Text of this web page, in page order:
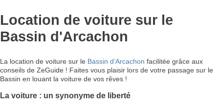
Location de voiture sur le
Bassin d'Arcachon
La location de voiture sur le Bassin d’Arcachon facilitée grâce aux
conseils de ZeGuide ! Faites vous plaisir lors de votre passage sur le
Bassin en louant la voiture de vos rêves !
La voiture : un synonyme de liberté